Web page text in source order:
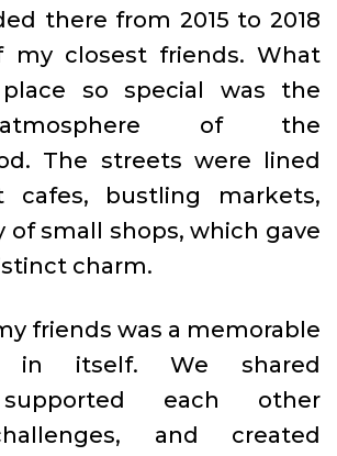
there from 2015 to 2018
closest friends. What
so special was the
of the
The streets were lined
cafes, bustling markets,
of small shops, which gave
charm.
friends was a memorable
in itself. We shared
each other
and created